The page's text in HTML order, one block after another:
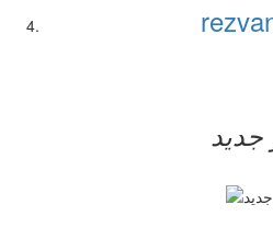
جدید